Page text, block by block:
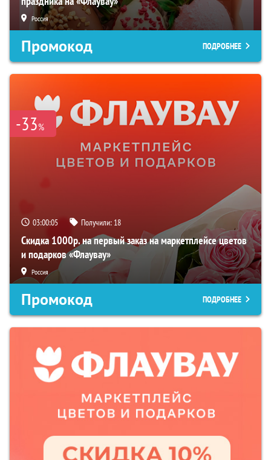
Россия
Промокод ПОДРОБНЕЕ
-33%
03:00:04 Получили: 18
Скидка 1000р. на первый заказ на маркетплейсе цветов
и подарков «Флаувау»
Россия
Промокод ПОДРОБНЕЕ